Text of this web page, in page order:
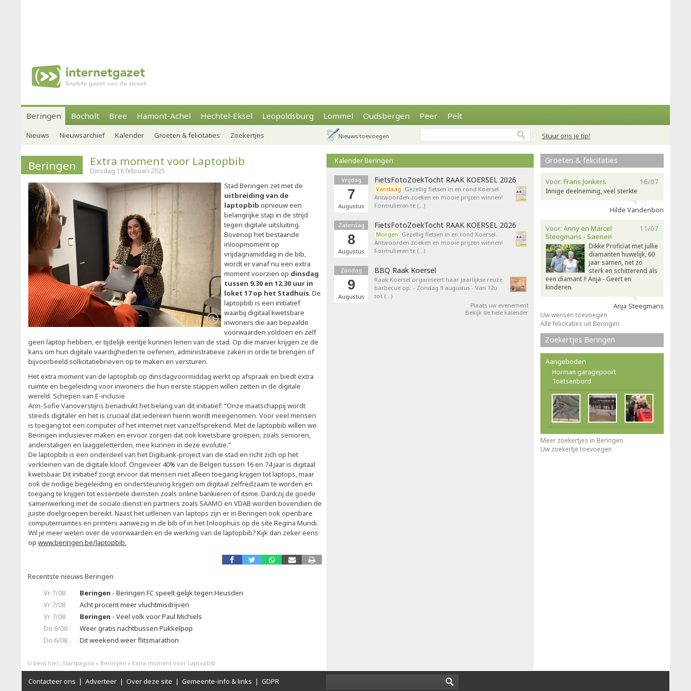
Beringen Bocholt Bree Hamont-Achel Hechtel-Eksel Leopoldsburg Lommel Oudsbergen Peer Pelt
Stuur ons je tip!
Nieuws Nieuwsarchief Kalender Groeten & felicitaties Zoekertjes Nieuws toevoegen
Beringen Extra moment voor Laptopbib
Dinsdag 18 februari 2025
Stad Beringen zet met de
uitbreiding van de
laptopbib opnieuw een
belangrijke stap in de strijd
tegen digitale uitsluiting.
Bovenop het bestaande
inloopmoment op
vrijdagnamiddag in de bib,
wordt er vanaf nu een extra
moment voorzien op dinsdag
tussen 9.30 en 12.30 uur in
loket 17 op het Stadhuis. De
laptopbib is een initiatief
waarbij digitaal kwetsbare
inwoners die aan bepaalde
voorwaarden voldoen en zelf
geen laptop hebben, er tijdelijk eentje kunnen lenen van de stad. Op die manier krijgen ze de
kans om hun digitale vaardigheden te oefenen, administratieve zaken in orde te brengen of
bijvoorbeeld sollicitatiebrieven op te maken en versturen.
Het extra moment van de laptopbib op dinsdagvoormiddag werkt op afspraak en biedt extra
ruimte en begeleiding voor inwoners die hun eerste stappen willen zetten in de digitale
wereld. Schepen van E-inclusie
Ann-Sofie Vanoverstijns benadrukt het belang van dit initiatief: “Onze maatschappij wordt
steeds digitaler en het is cruciaal dat iedereen hierin wordt meegenomen. Voor veel mensen
is toegang tot een computer of het internet niet vanzelfsprekend. Met de laptopbib willen we
Beringen inclusiever maken en ervoor zorgen dat ook kwetsbare groepen, zoals senioren,
anderstaligen en laaggeletterden, mee kunnen in deze evolutie.”
De laptopbib is een onderdeel van het Digibank-project van de stad en richt zich op het
verkleinen van de digitale kloof. Ongeveer 40% van de Belgen tussen 16 en 74 jaar is digitaal
kwetsbaar. Dit initiatief zorgt ervoor dat mensen niet alleen toegang krijgen tot laptops, maar
ook de nodige begeleiding en ondersteuning krijgen om digitaal zelfredzaam te worden en
toegang te krijgen tot essentiële diensten zoals online bankieren of itsme. Dankzij de goede
samenwerking met de sociale dienst en partners zoals SAAMO en VDAB worden bovendien de
juiste doelgroepen bereikt. Naast het uitlenen van laptops zijn er in Beringen ook openbare
computerruimtes en printers aanwezig in de bib of in het Inloophuis op de site Regina Mundi.
Wil je meer weten over de voorwaarden en de werking van de laptopbib? Kijk dan zeker eens
op www.beringen.be/laptopbib.
Recentste nieuws Beringen
Vr 7/08
Beringen - Beringen FC speelt gelijk tegen Heusden
Vr 7/08
Acht procent meer vluchtmisdrijven
Vr 7/08
Beringen - Veel volk voor Paul Michiels
Do 6/08
Weer gratis nachtbussen Pukkelpop
Do 6/08
Dit weekend weer flitsmarathon
Kalender Beringen
Vrijdag
7
Augustus
FietsFotoZoekTocht RAAK KOERSEL 2026
Vandaag Gezellig fietsen in en rond Koersel.
Antwoorden zoeken en mooie prijzen winnen!
Formulieren te (…)
Zaterdag
8
Augustus
FietsFotoZoekTocht RAAK KOERSEL 2026
Morgen Gezellig fietsen in en rond Koersel.
Antwoorden zoeken en mooie prijzen winnen!
Formulieren te (…)
Zondag
9
Augustus
BBQ Raak Koersel
Raak Koersel organiseert haar jaarlijkse reuze
barbecue op: - Zondag 9 augustus - Van 12u
tot (…)
Plaats uw evenement
Bekijk de hele kalender
Groeten & felicitaties
16/07
Voor: Frans Jonkers
Innige deelneming, veel sterkte
Hilde Vandenbon
11/07
Voor: Anny en Marcel
Steegmans - Saenen
Dikke Proficiat met jullie
diamanten huwelijk, 60
jaar samen, net zo
sterk en schitterend als
een diamant !! Anja - Geert en
kinderen.
Anja Steegmans
Uw wensen toevoegen
Alle felicitaties uit Beringen
Zoekertjes Beringen
Aangeboden
Horman garagepoort
Toetsenbord
Meer zoekertjes in Beringen
Uw zoekertje toevoegen
U bent hier: Startpagina » Beringen » Extra moment voor Laptopbib
Contacteer ons | Adverteer | Over deze site | Gemeente-info & links | GDPR